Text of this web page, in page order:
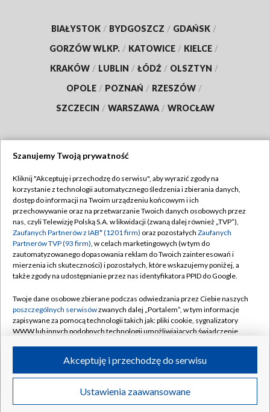
BIAŁYSTOK / BYDGOSZCZ / GDAŃSK /
GORZÓW WLKP. / KATOWICE / KIELCE /
KRAKÓW / LUBLIN / ŁÓDŹ / OLSZTYN /
OPOLE / POZNAŃ / RZESZÓW /
SZCZECIN / WARSZAWA / WROCŁAW
TVP
Abonament TVP
Emisja w TVP
Centrum informacji TVP
Naziemna Telewizja Cyfrowa
Rada Programowa
System NOS
Informacje o nadawcy
Program dla prasy
Ogłoszenie przetargowe
Regulamin TVP
Polityka prywatności
Moje zgody
Pomoc
Kontakt
Kanały
©2026 Telewizja Polska S.A. w likwidacji
Szanujemy Twoją prywatność
Kliknij "Akceptuję i przechodzę do serwisu", aby wyrazić zgody na
korzystanie z technologii automatycznego śledzenia i zbierania danych,
dostęp do informacji na Twoim urządzeniu końcowym i ich
przechowywanie oraz na przetwarzanie Twoich danych osobowych przez
nas, czyli Telewizję Polską S.A. w likwidacji (zwaną dalej również „TVP”),
Zaufanych Partnerów z IAB* (1201 firm) oraz pozostałych Zaufanych
Partnerów TVP (93 firm), w celach marketingowych (w tym do
zautomatyzowanego dopasowania reklam do Twoich zainteresowań i
mierzenia ich skuteczności) i pozostałych, które wskazujemy poniżej, a
także zgody na udostępnianie przez nas identyfikatora PPID do Google.
Twoje dane osobowe zbierane podczas odwiedzania przez Ciebie naszych
poszczególnych serwisówzwanych dalej „Portalem”, w tym informacje
zapisywane za pomocą technologii takich jak: pliki cookie, sygnalizatory
WWW lub innych podobnych technologii umożliwiających świadczenie
ruchu w Internecie.
Twoje dane osobowe zbierane podczas odwiedzania przez Ciebie
poszczególnych serwisówna Portalu, takie jak adresy IP, identyfikatory
Ustawienia zaawansowane
Akceptuję i przechodzę do serwisu